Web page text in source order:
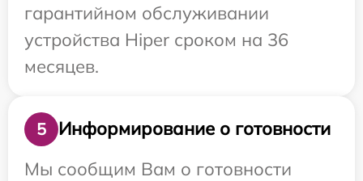
гарантийном обслуживании
устройства Hiper сроком на 36
месяцев.
5
Информирование о готовности
Мы сообщим Вам о готовности